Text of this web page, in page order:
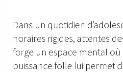
Dans un quotidien
horaires rigides, attentes
forge un espace mental
puissance folle lui permet